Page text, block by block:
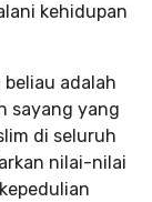
kehidupan
adalah
sayang yang
di seluruh
nilai-nilai